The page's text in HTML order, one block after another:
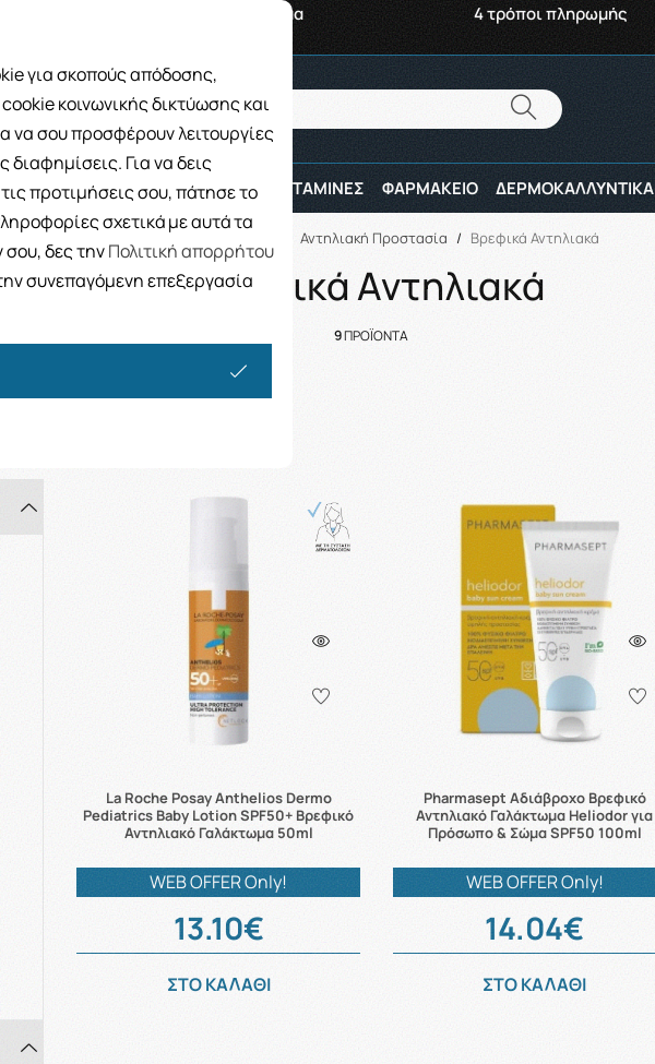
Παραλαβή από το Κατάστημα 4 τρόποι πληρωμής
Αναζήτηση
ΜΗΤΕΡΑ ΚΑΙ ΠΑΙΔΙ ΑΘΛΗΤΕΣ ΒΙΤΑΜΙΝΕΣ ΦΑΡΜΑΚΕΙΟ ΔΕΡΜΟΚΑΛΛΥΝΤΙΚΑ
Αναζήτηση
Αρχική Αντηλιακή Προστασία / Βρεφικά Αντηλιακά
Βρεφικά Αντηλιακά
9ΠΡΟΪΟΝΤΑ
La Roche Posay Anthelios Dermo
Pediatrics Baby Lotion SPF50+ Βρεφικό
Αντηλιακό Γαλάκτωμα 50ml
WEB OFFER Only!
13.10€
ΣΤΟ ΚΑΛΑΘΙ
Pharmasept Αδιάβροχο Βρεφικό
Αντηλιακό Γαλάκτωμα Heliodor για
Πρόσωπο & Σώμα SPF50 100ml
WEB OFFER Only!
14.04€
ΣΤΟ ΚΑΛΑΘΙ
για σκοπούς απόδοσης,
κοινωνικής δικτύωσης και
να σου προσφέρουν λειτουργίες
διαφημίσεις. Για να δεις
προτιμήσεις σου, πάτησε το
σχετικά με αυτά τα
δες τηνΠολιτική απορρήτου
συνεπαγόμενη επεξεργασία